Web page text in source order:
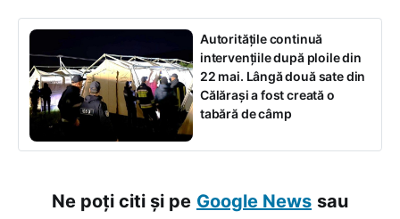
Autoritățile continuă
intervențiile după ploile din
22 mai. Lângă două sate din
Călărași a fost creată o
tabără de câmp
Ne poți citi și pe Google News sau